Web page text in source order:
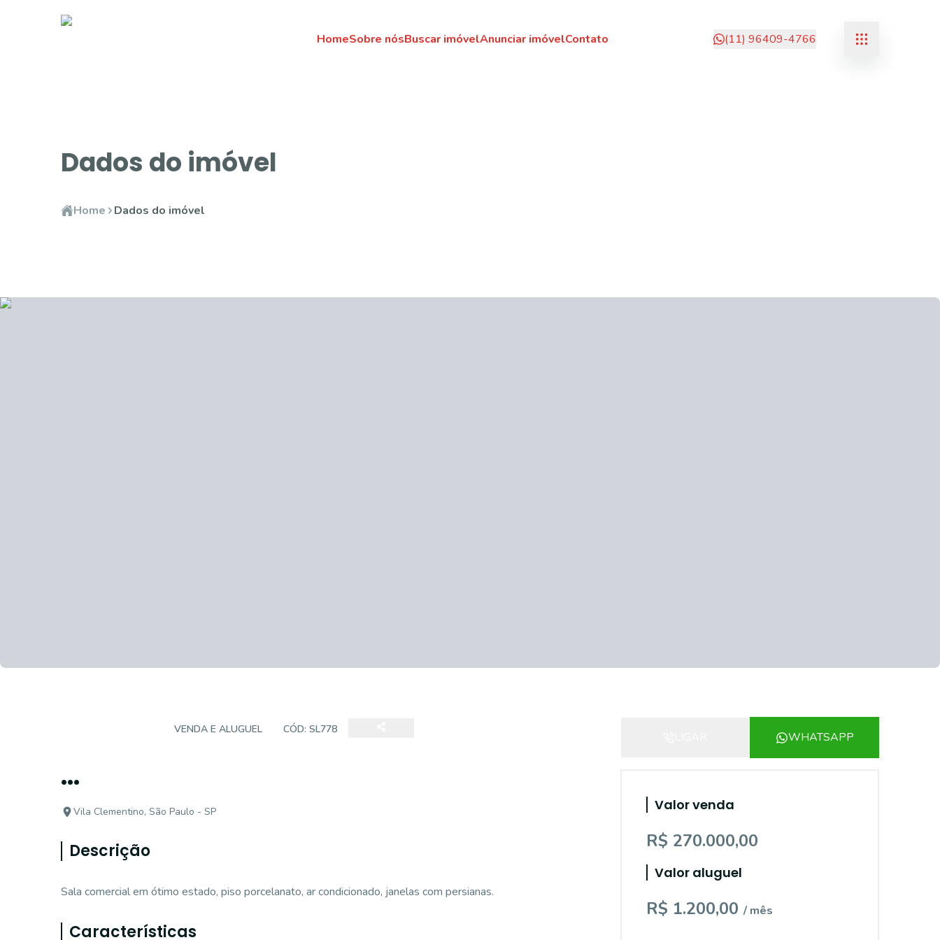
HomeSobre nósBuscar imóvelAnunciar imóvelContato (11) 96409-4766
Dados do imóvel
Home Dados do imóvel
VENDA E ALUGUEL CÓD: SL778
...
Vila Clementino, São Paulo - SP
Descrição
Sala comercial em ótimo estado, piso porcelanato, ar condicionado, janelas com persianas.
Características
WHATSAPP
Valor venda
R$ 270.000,00
Valor aluguel
R$ 1.200,00 / mês